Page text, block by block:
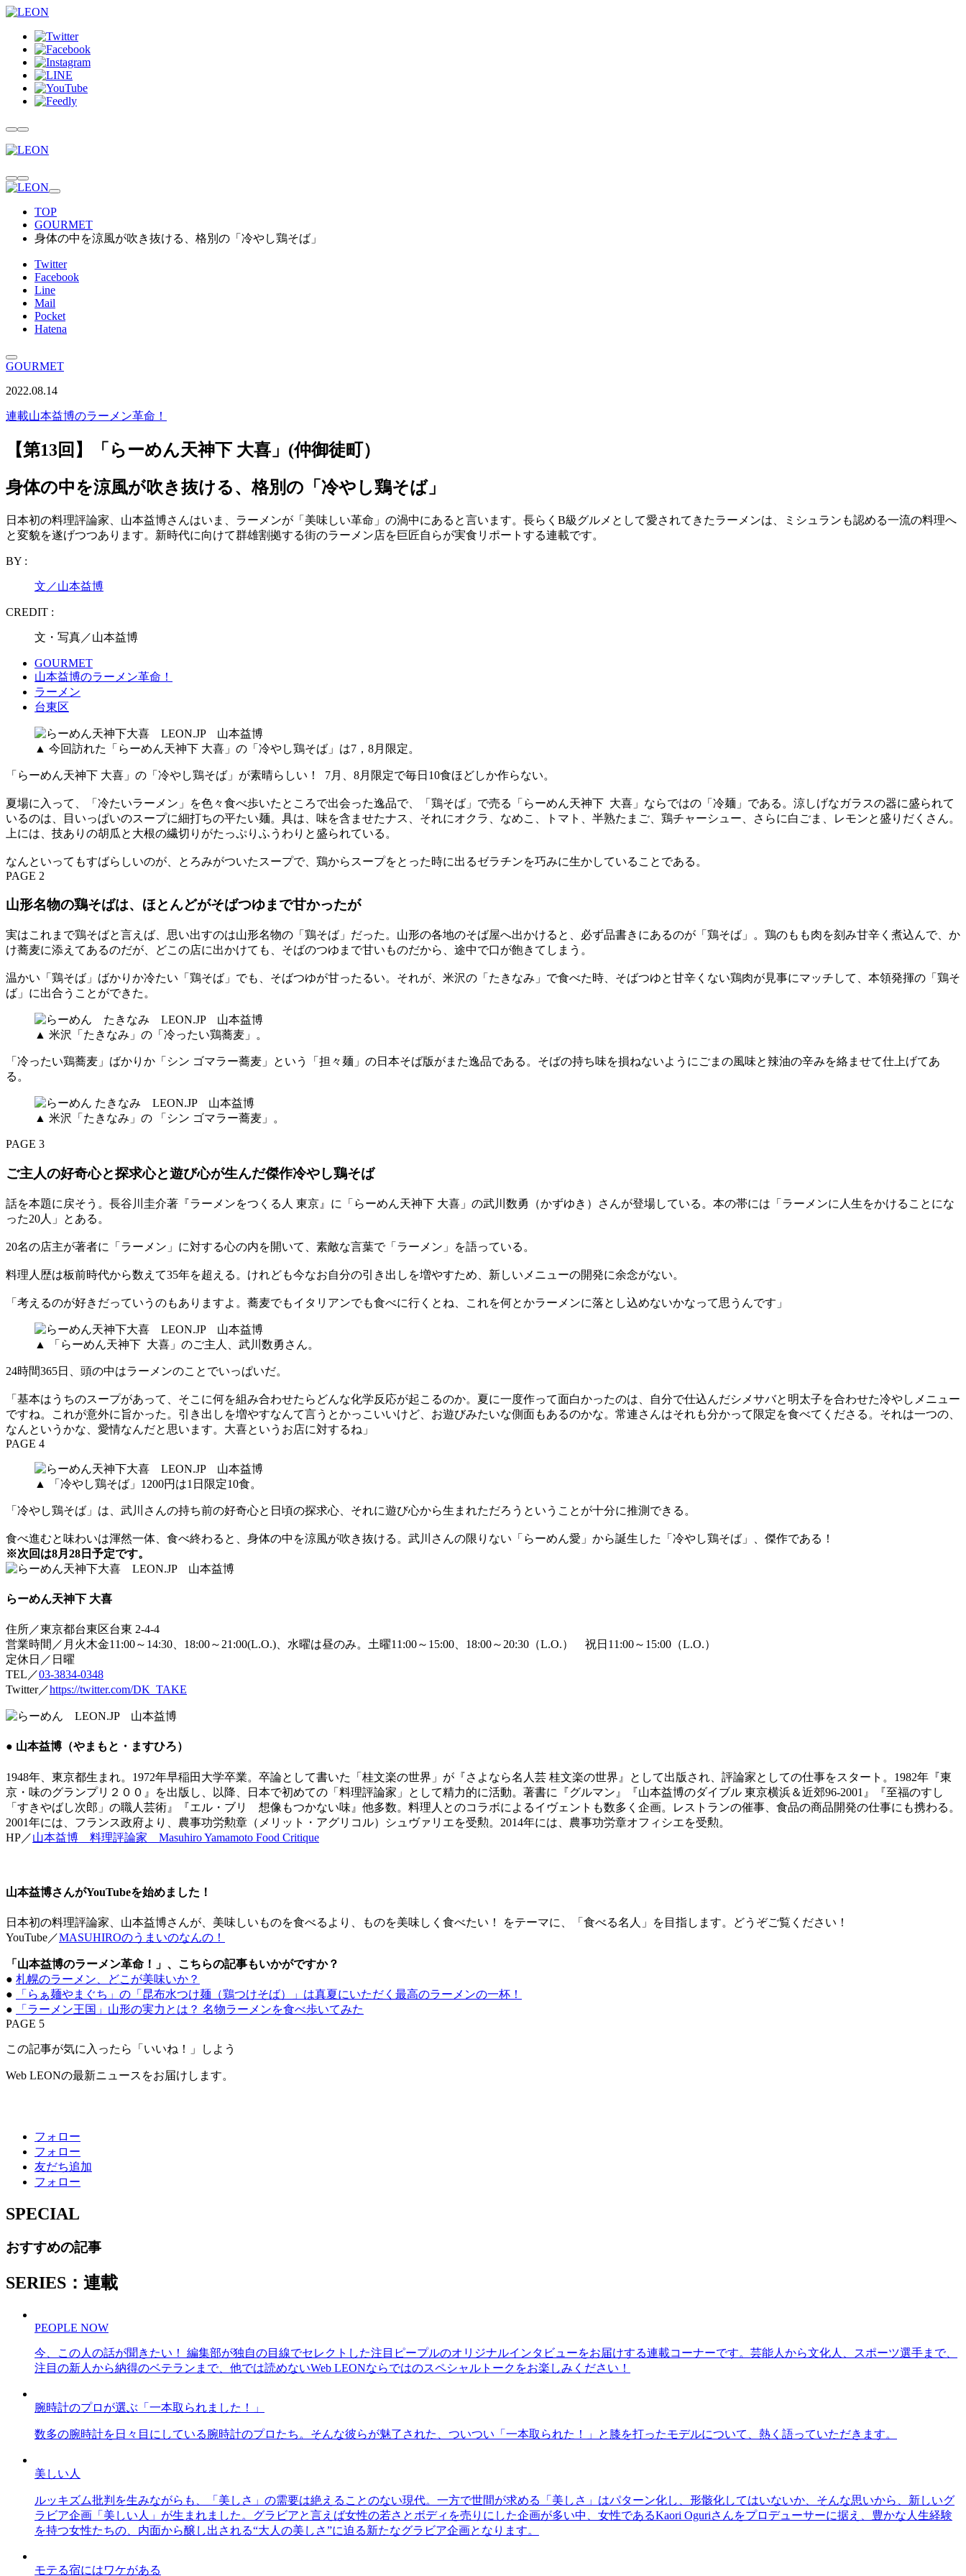
TOP
GOURMET
身体の中を涼風が吹き抜ける、格別の「冷やし鶏そば」
Twitter
Facebook
Line
Mail
Pocket
Hatena
GOURMET
2022.08.14
連載山本益博のラーメン革命！
【第13回】「らーめん天神下 大喜」(仲御徒町）
身体の中を涼風が吹き抜ける、格別の「冷やし鶏そば」
日本初の料理評論家、山本益博さんはいま、ラーメンが「美味しい革命」の渦中にあると言います。長らくB級グルメとして愛されてきたラーメンは、ミシュランも認める一流の料理へ
と変貌を遂げつつあります。新時代に向けて群雄割拠する街のラーメン店を巨匠自らが実食リポートする連載です。
BY :
文／山本益博
CREDIT :
文・写真／山本益博
GOURMET
山本益博のラーメン革命！
ラーメン
台東区
▲ 今回訪れた「らーめん天神下 大喜」の「冷やし鶏そば」は7，8月限定。
「らーめん天神下 大喜」の「冷やし鶏そば」が素晴らしい！ 7月、8月限定で毎日10食ほどしか作らない。
夏場に入って、「冷たいラーメン」を色々食べ歩いたところで出会った逸品で、「鶏そば」で売る「らーめん天神下 大喜」ならではの「冷麺」である。涼しげなガラスの器に盛られて
いるのは、目いっぱいのスープに細打ちの平たい麺。具は、味を含ませたナス、それにオクラ、なめこ、トマト、半熟たまご、鶏チャーシュー、さらに白ごま、レモンと盛りだくさん。
上には、技ありの胡瓜と大根の繊切りがたっぷりふうわりと盛られている。
なんといってもすばらしいのが、とろみがついたスープで、鶏からスープをとった時に出るゼラチンを巧みに生かしていることである。
PAGE 2
山形名物の鶏そばは、ほとんどがそばつゆまで甘かったが
実はこれまで鶏そばと言えば、思い出すのは山形名物の「鶏そば」だった。山形の各地のそば屋へ出かけると、必ず品書きにあるのが「鶏そば」。鶏のもも肉を刻み甘辛く煮込んで、か
け蕎麦に添えてあるのだが、どこの店に出かけても、そばのつゆまで甘いものだから、途中で口が飽きてしまう。
温かい「鶏そば」ばかりか冷たい「鶏そば」でも、そばつゆが甘ったるい。それが、米沢の「たきなみ」で食べた時、そばつゆと甘辛くない鶏肉が見事にマッチして、本領発揮の「鶏そ
ば」に出合うことができた。
▲ 米沢「たきなみ」の「冷ったい鶏蕎麦」。
「冷ったい鶏蕎麦」ばかりか「シン ゴマラー蕎麦」という「担々麺」の日本そば版がまた逸品である。そばの持ち味を損ねないようにごまの風味と辣油の辛みを絡ませて仕上げてあ
る。
▲ 米沢「たきなみ」の 「シン ゴマラー蕎麦」。
PAGE 3
ご主人の好奇心と探求心と遊び心が生んだ傑作冷やし鶏そば
話を本題に戻そう。長谷川圭介著『ラーメンをつくる人 東京』に「らーめん天神下 大喜」の武川数勇（かずゆき）さんが登場している。本の帯には「ラーメンに人生をかけることにな
った20人」とある。
20名の店主が著者に「ラーメン」に対する心の内を開いて、素敵な言葉で「ラーメン」を語っている。
料理人歴は板前時代から数えて35年を超える。けれども今なお自分の引き出しを増やすため、新しいメニューの開発に余念がない。
「考えるのが好きだっていうのもありますよ。蕎麦でもイタリアンでも食べに行くとね、これを何とかラーメンに落とし込めないかなって思うんです」
▲ 「らーめん天神下 大喜」のご主人、武川数勇さん。
24時間365日、頭の中はラーメンのことでいっぱいだ。
「基本はうちのスープがあって、そこに何を組み合わせたらどんな化学反応が起こるのか。夏に一度作って面白かったのは、自分で仕込んだシメサバと明太子を合わせた冷やしメニュー
ですね。これが意外に旨かった。引き出しを増やすなんて言うとかっこいいけど、お遊びみたいな側面もあるのかな。常連さんはそれも分かって限定を食べてくださる。それは一つの、
なんというかな、愛情なんだと思います。大喜というお店に対するね」
PAGE 4
▲ 「冷やし鶏そば」1200円は1日限定10食。
「冷やし鶏そば」は、武川さんの持ち前の好奇心と日頃の探求心、それに遊び心から生まれただろうということが十分に推測できる。
食べ進むと味わいは渾然一体、食べ終わると、身体の中を涼風が吹き抜ける。武川さんの限りない「らーめん愛」から誕生した「冷やし鶏そば」、傑作である！
※次回は8月28日予定です。
らーめん天神下 大喜
住所／東京都台東区台東 2-4-4
営業時間／月火木金11:00～14:30、18:00～21:00(L.O.)、水曜は昼のみ。土曜11:00～15:00、18:00～20:30（L.O.） 祝日11:00～15:00（L.O.）
定休日／日曜
TEL／03-3834-0348
Twitter／https://twitter.com/DK_TAKE
● 山本益博（やまもと・ますひろ）
1948年、東京都生まれ。1972年早稲田大学卒業。卒論として書いた「桂文楽の世界」が『さよなら名人芸 桂文楽の世界』として出版され、評論家としての仕事をスタート。1982年『東
京・味のグランプリ２００』を出版し、以降、日本で初めての「料理評論家」として精力的に活動。著書に『グルマン』『山本益博のダイブル 東京横浜＆近郊96-2001』『至福のすし
「すきやばし次郎」の職人芸術』『エル・ブリ 想像もつかない味』他多数。料理人とのコラボによるイヴェントも数多く企画。レストランの催事、食品の商品開発の仕事にも携わる。
2001年には、フランス政府より、農事功労勲章（メリット・アグリコル）シュヴァリエを受勲。2014年には、農事功労章オフィシエを受勲。
HP／山本益博 料理評論家 Masuhiro Yamamoto Food Critique
山本益博さんがYouTubeを始めました！
日本初の料理評論家、山本益博さんが、美味しいものを食べるより、ものを美味しく食べたい！ をテーマに、「食べる名人」を目指します。どうぞご覧ください！
YouTube／MASUHIROのうまいのなんの！
「山本益博のラーメン革命！」、こちらの記事もいかがですか？
● 札幌のラーメン、どこが美味いか？
●
「らぁ麺やまぐち」の「昆布水つけ麺（鶏つけそば）」は真夏にいただく最高のラーメンの一杯！
●
「ラーメン王国」山形の実力とは？ 名物ラーメンを食べ歩いてみた
PAGE 5
この記事が気に入ったら「いいね！」しよう
Web LEONの最新ニュースをお届けします。
フォロー
フォロー
友だち追加
フォロー
SPECIAL
おすすめの記事
SERIES：連載
PEOPLE NOW
今、この人の話が聞きたい！ 編集部が独自の目線でセレクトした注目ピープルのオリジナルインタビューをお届けする連載コーナーです。芸能人から文化人、スポーツ選手まで、
注目の新人から納得のベテランまで、他では読めないWeb LEONならではのスペシャルトークをお楽しみください！
腕時計のプロが選ぶ「一本取られました！」
数多の腕時計を日々目にしている腕時計のプロたち。そんな彼らが魅了された、ついつい「一本取られた！」と膝を打ったモデルについて、熱く語っていただきます。
美しい人
ルッキズム批判を生みながらも、「美しさ」の需要は絶えることのない現代。一方で世間が求める「美しさ」はパターン化し、形骸化してはいないか、そんな思いから、新しいグ
ラビア企画「美しい人」が生まれました。グラビアと言えば女性の若さとボディを売りにした企画が多い中、女性であるKaori Oguriさんをプロデューサーに据え、豊かな人生経験
を持つ女性たちの、内面から醸し出される“大人の美しさ”に迫る新たなグラビア企画となります。
モテる宿にはワケがある